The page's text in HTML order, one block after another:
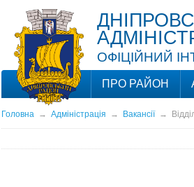
ОФІЦІЙНИЙ
ПРО РАЙОН
Головна→ Адміністрація → Вакансії→